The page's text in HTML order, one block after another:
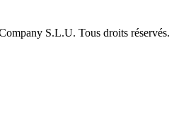
S.L.U. Tous droits réservés.